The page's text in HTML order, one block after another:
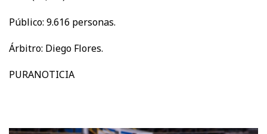
Público: 9.616 personas.
Árbitro: Diego Flores.
PURANOTICIA